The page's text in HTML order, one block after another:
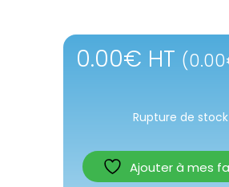
0.00€ HT (0.00
Rupture de stock
Ajouter à mes